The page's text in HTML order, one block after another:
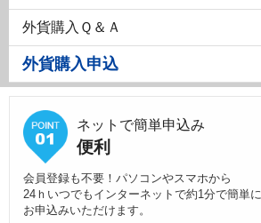
外貨購入Ｑ＆Ａ
外貨購入申込
ネットで簡単申込み
便利
会員登録も不要！パソコンやスマホから
24ｈいつでもインターネットで約1分で簡単に
お申込みいただけます。